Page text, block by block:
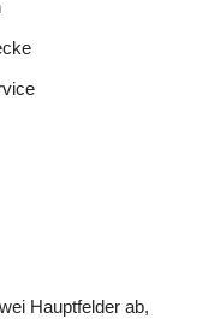
Hauptfelder ab,